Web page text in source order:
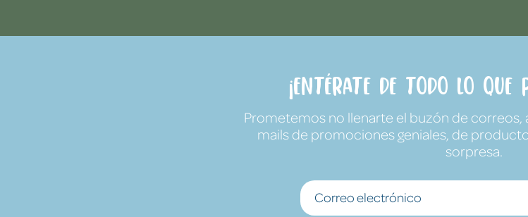
¡Entérate de todo lo que
Prometemos no llenarte el buzón de correos,
mails de promociones geniales, de
sorpresa.